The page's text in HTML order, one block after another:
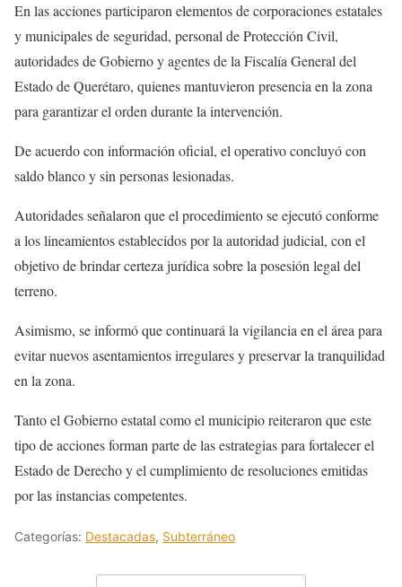
En las acciones participaron elementos de corporaciones estatales
y municipales de seguridad, personal de Protección Civil,
autoridades de Gobierno y agentes de la Fiscalía General del
Estado de Querétaro, quienes mantuvieron presencia en la zona
para garantizar el orden durante la intervención.
De acuerdo con información oficial, el operativo concluyó con
saldo blanco y sin personas lesionadas.
Autoridades señalaron que el procedimiento se ejecutó conforme
a los lineamientos establecidos por la autoridad judicial, con el
objetivo de brindar certeza jurídica sobre la posesión legal del
terreno.
Asimismo, se informó que continuará la vigilancia en el área para
evitar nuevos asentamientos irregulares y preservar la tranquilidad
en la zona.
Tanto el Gobierno estatal como el municipio reiteraron que este
tipo de acciones forman parte de las estrategias para fortalecer el
Estado de Derecho y el cumplimiento de resoluciones emitidas
por las instancias competentes.
Categorías: Destacadas, Subterráneo